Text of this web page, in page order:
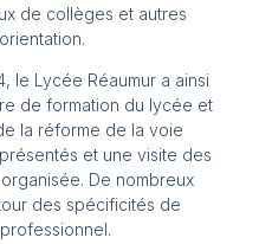
de collèges et autres
le Lycée Réaumur a ainsi
de formation du lycée et
la réforme de la voie
et une visite des
De nombreux
des spécificités de